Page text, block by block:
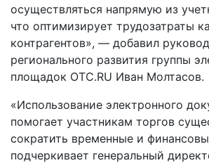
осуществляться напрямую из
что оптимизирует трудозатраты
контрагентов», — добавил
регионального развития группы
площадок ОТС.RU Иван Молтасов.
«Использование электронного
помогает участникам торгов
сократить временные и
подчеркивает генеральный